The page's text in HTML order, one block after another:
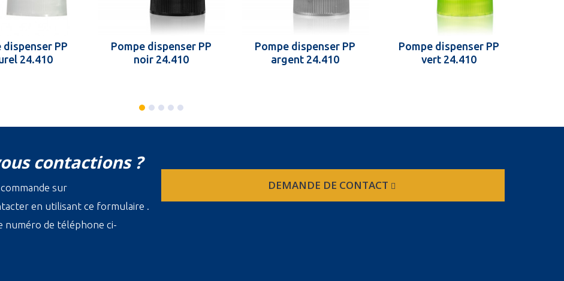
dispenser PP
24.410
Pompe dispenser PP
noir 24.410
Pompe dispenser PP
argent 24.410
Pompe dispenser PP
vert 24.410
contactions ?
sur
en utilisant ce formulaire .
numéro de téléphone ci-
DEMANDE DE CONTACT